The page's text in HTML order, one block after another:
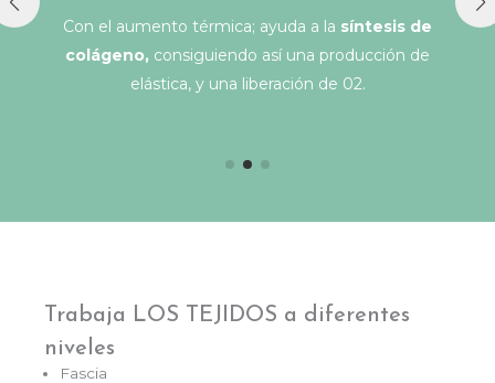
Con el aumento térmica; ayuda a la síntesis de
colágeno, consiguiendo así una producción de
elástica, y una liberación de 02.
Trabaja LOS TEJIDOS a diferentes
niveles
Fascia